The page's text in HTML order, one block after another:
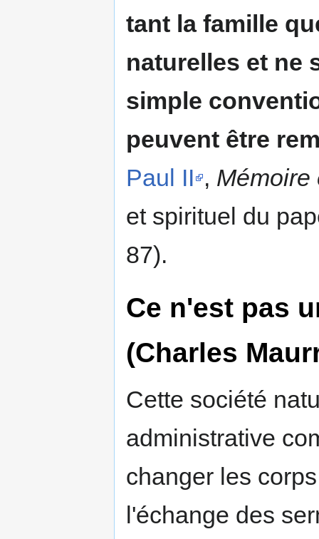
tant la famille
naturelles et ne
simple
peuvent être
Paul II , Mémoire
et spirituel du
87).
Ce n'est pas
(Charles
Cette société
administrative
changer les
l'échange des